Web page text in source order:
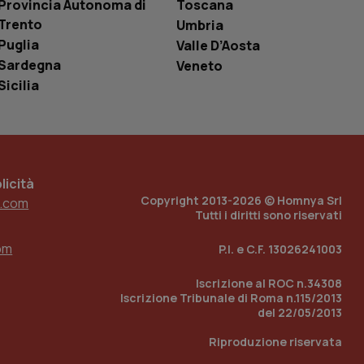
Autonoma di
Toscana
Umbria
Valle D’Aosta
Veneto
Copyright 2013-2026 © Homnya Srl
Tutti i diritti sono riservati
P.I. e C.F. 13026241003
Iscrizione al ROC n.34308
Iscrizione Tribunale di Roma n.115/2013
del 22/05/2013
Riproduzione riservata
un numero
in cui viene
sito, ma un
di accesso per
Analytics
per mantenere
traccia
incorporati
del sito web sta
di
traccia
incorporati